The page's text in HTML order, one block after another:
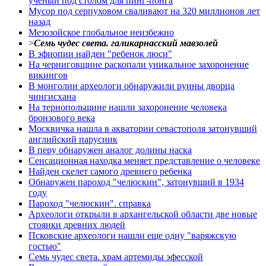
Мусор под cерпуховом сваливают на 320 миллионов лет
назад
Мезозойское глобальное неизбежно
>Семь чудес света. галикарнасский мавзолей
В эфиопии найден "ребенок люси"
На черниговщине раскопали уникальное захоронение
викингов
В монголии археологи обнаружили руины дворца
чингисхана
На тернопольщине нашли захоронение человека
бронзового века
Москвичка нашла в акватории севастополя затонувший
английский парусник
В перу обнаружен аналог долины наска
Сенсационная находка меняет представление о человеке
Найден скелет самого древнего ребенка
Обнаружен пароход "челюскин", затонувший в 1934
году
Пароход "челюскин". справка
Археологи открыли в архангельской области две новые
стоянки древних людей
Псковские археологи нашли еще одну "варяжскую
гостью"
Семь чудес света. храм артемиды эфесской